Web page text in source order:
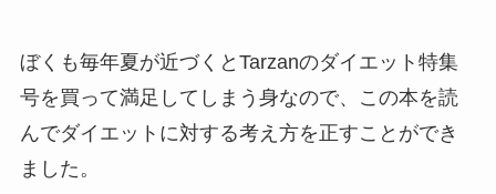
ぼくも毎年夏が近づくとTarzanのダイエット特集
号を買って満足してしまう身なので、この本を読
んでダイエットに対する考え方を正すことができ
ました。